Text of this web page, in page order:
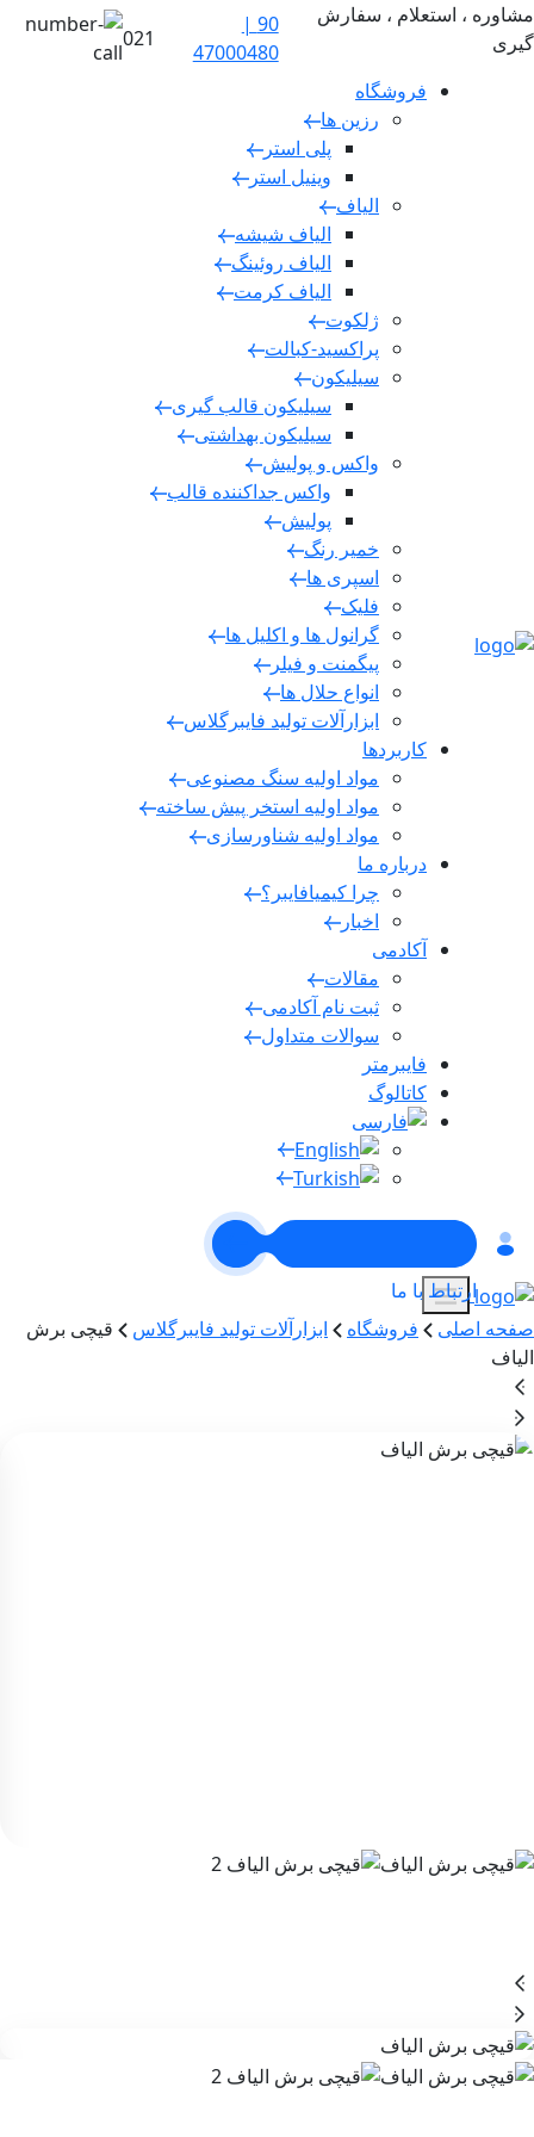
مشاوره ، استعلام ، سفارش
گیری
90 |
47000480
021
فروشگاه
رزین ها
پلی استر
وینیل استر
الیاف
الیاف شیشه
الیاف روئینگ
الیاف کرمت
ژلکوت
پراکسید-کبالت
سیلیکون
سیلیکون قالب گیری
سیلیکون بهداشتی
واکس و پولیش
واکس جداکننده قالب
پولیش
خمیر رنگ
اسپری ها
فلیک
گرانول ها و اکلیل ها
پیگمنت و فیلر
انواع حلال ها
ابزارآلات تولید فایبرگلاس
کاربردها
مواد اولیه سنگ مصنوعی
مواد اولیه استخر پیش ساخته
مواد اولیه شناورسازی
درباره ما
چرا کیمیا‌فایبر؟
اخبار
آکادمی
مقالات
ثبت نام آکادمی
سوالات متداول
فایبر‌متر
کاتالوگ
ارتباط با ما
صفحه اصلی
فروشگاه ابزارآلات تولید فایبرگلاس
قیچی برش
الیاف